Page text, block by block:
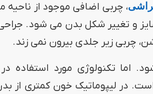
، چربی اضافی موجود از ناحیه
و تغییر شکل بدن می شود. جراحی
چربی زیر جلدی بیرون نمی زند.
اما تکنولوژی مورد استفاده در
در لیپوماتیک خون کمتری از